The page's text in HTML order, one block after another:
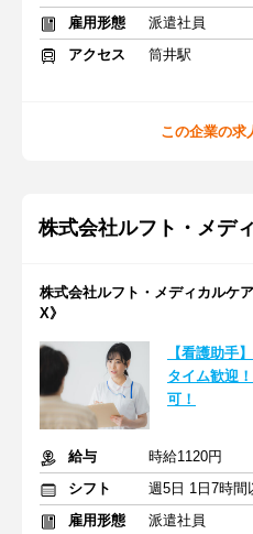
雇用形態
派遣社員
アクセス
筒井駅
この企業の求
株式会社ルフト・メデ
株式会社ルフト・メディカルケ
X》
【看護助手
タイム歓迎
可！
給与
時給1120円
シフト
週5日 1日7時間
雇用形態
派遣社員